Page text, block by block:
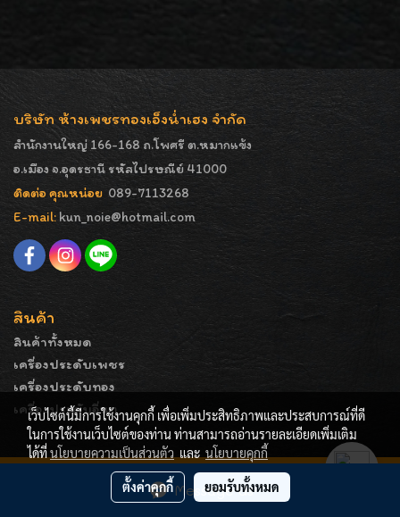
Message Us
บริษัท ห้างเพชรทองเอ็งน่ำเฮง จำกัด
สำนักงานใหญ่ 166-168 ถ.โพศรี ต.หมากแข้ง
อ.เมือง จ.อุดรธานี รหัสไปรษณีย์ 41000
ติดต่อ คุณหน่อย 089-7113268
E-mail: kun_noie@hotmail.com
สินค้า
สินค้าทั้งหมด
เครื่องประดับเพชร
เครื่องประดับทอง
เครื่องประดับอื่นๆ
COPYRIGHT - ENGNAMHENG | รูปภาพมีลิขสิทธิ์ ห้ามมิให้
ทำการคัดลอกหรือนำไปเผยแพร่ก่อนได้รับอนุญาต
เว็บไซต์นี้มีการใช้งานคุกกี้ เพื่อเพิ่มประสิทธิภาพและประสบการณ์ที่ดี
ในการใช้งานเว็บไซต์ของท่าน ท่านสามารถอ่านรายละเอียดเพิ่มเติม
ได้ที่นโยบายความเป็นส่วนตัว และ นโยบายคุกกี้
ตั้งค่าคุกกี้ ยอมรับทั้งหมด